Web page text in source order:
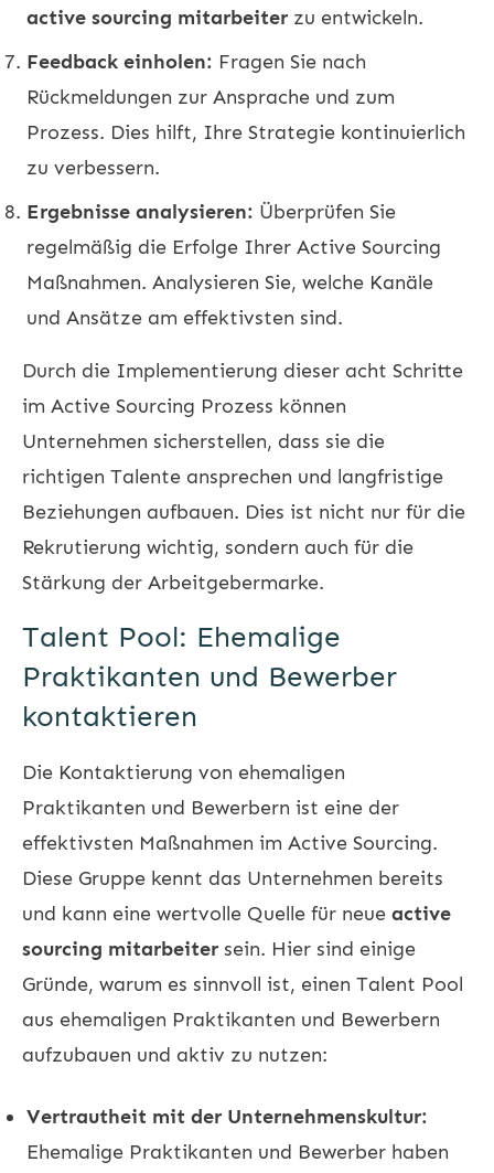
active sourcing mitarbeiter zu entwickeln.
Feedback einholen: Fragen Sie nach
Rückmeldungen zur Ansprache und zum
Prozess. Dies hilft, Ihre Strategie kontinuierlich
zu verbessern.
Ergebnisse analysieren: Überprüfen Sie
regelmäßig die Erfolge Ihrer Active Sourcing
Maßnahmen. Analysieren Sie, welche Kanäle
und Ansätze am effektivsten sind.
Durch die Implementierung dieser acht Schritte
im Active Sourcing Prozess können
Unternehmen sicherstellen, dass sie die
richtigen Talente ansprechen und langfristige
Beziehungen aufbauen. Dies ist nicht nur für die
Rekrutierung wichtig, sondern auch für die
Stärkung der Arbeitgebermarke.
Talent Pool: Ehemalige
Praktikanten und Bewerber
kontaktieren
Die Kontaktierung von ehemaligen
Praktikanten und Bewerbern ist eine der
effektivsten Maßnahmen im Active Sourcing.
Diese Gruppe kennt das Unternehmen bereits
und kann eine wertvolle Quelle für neue active
sourcing mitarbeiter sein. Hier sind einige
Gründe, warum es sinnvoll ist, einen Talent Pool
aus ehemaligen Praktikanten und Bewerbern
aufzubauen und aktiv zu nutzen:
Vertrautheit mit der Unternehmenskultur:
Ehemalige Praktikanten und Bewerber haben